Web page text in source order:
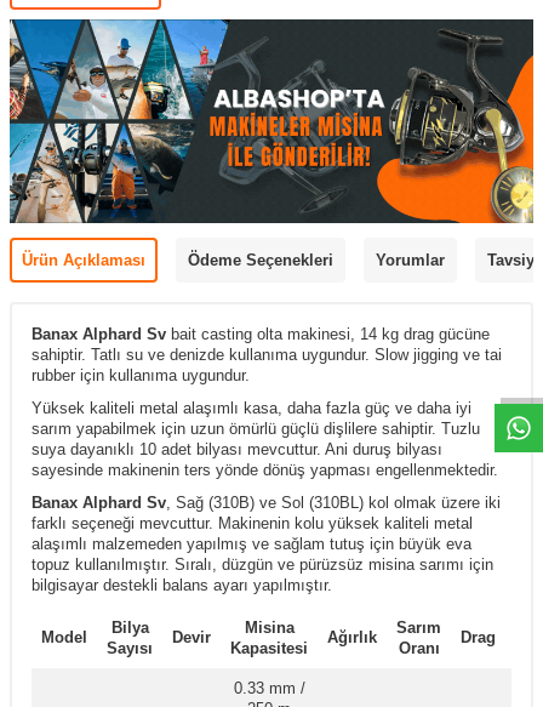
Ürün Açıklaması Ödeme Seçenekleri Yorumlar
Banax Alphard Sv bait casting olta makinesi, 14 kg drag gücüne
sahiptir. Tatlı su ve denizde kullanıma uygundur. Slow jigging ve tai
rubber için kullanıma uygundur.
Yüksek kaliteli metal alaşımlı kasa, daha fazla güç ve daha iyi
sarım yapabilmek için uzun ömürlü güçlü dişlilere sahiptir. Tuzlu
suya dayanıklı 10 adet bilyası mevcuttur. Ani duruş bilyası
sayesinde makinenin ters yönde dönüş yapması engellenmektedir.
Banax Alphard Sv Sağ (310B) ve Sol (310BL) kol olmak üzere iki
farklı seçeneği mevcuttur. Makinenin kolu yüksek kaliteli metal
alaşımlı malzemeden yapılmış ve sağlam tutuş için büyük eva
topuz kullanılmıştır. Sıralı, düzgün ve pürüzsüz misina sarımı için
bilgisayar destekli balans ayarı yapılmıştır.
Model
Bilya
Sayısı
Devir
Misina
Kapasitesi
Ağırlık
Sarım
Oranı
Drag
0.33 mm /